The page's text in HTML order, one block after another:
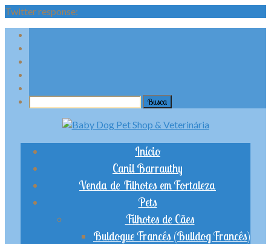
Twitter response:
Início
Canil Barrauthy
Venda de Filhotes em Fortaleza
Pets
Filhotes de Cães
Buldogue Francês (Bulldog Francês)